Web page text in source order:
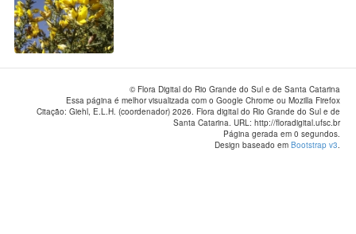
© Flora Digital do Rio Grande do Sul e de Santa Catarina
Essa página é melhor visualizada com o Google Chrome ou Mozilla Firefox
Citação: Giehl, E.L.H. (coordenador) 2026. Flora digital do Rio Grande do Sul e de
Santa Catarina. URL: http://floradigital.ufsc.br
Página gerada em 0 segundos.
Design baseado em Bootstrap v3.